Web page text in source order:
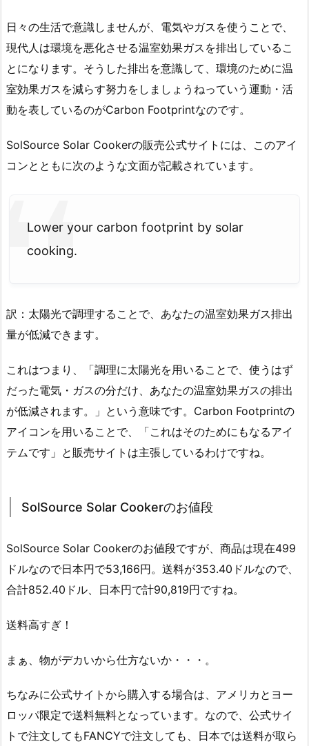
日々の生活で意識しませんが、電気やガスを使うことで、
現代人は環境を悪化させる温室効果ガスを排出しているこ
とになります。そうした排出を意識して、環境のために温
室効果ガスを減らす努力をしましょうねっていう運動・活
動を表しているのがCarbon Footprintなのです。
SolSource Solar Cookerの販売公式サイトには、このアイ
コンとともに次のような文面が記載されています。
Lower your carbon footprint by solar
cooking.
訳：太陽光で調理することで、あなたの温室効果ガス排出
量が低減できます。
これはつまり、「調理に太陽光を用いることで、使うはず
だった電気・ガスの分だけ、あなたの温室効果ガスの排出
が低減されます。」という意味です。Carbon Footprintの
アイコンを用いることで、「これはそのためにもなるアイ
テムです」と販売サイトは主張しているわけですね。
SolSource Solar Cookerのお値段
SolSource Solar Cookerのお値段ですが、商品は現在499
ドルなので日本円で53,166円。送料が353.40ドルなので、
合計852.40ドル、日本円で計90,819円ですね。
送料高すぎ！
まぁ、物がデカいから仕方ないか・・・。
ちなみに公式サイトから購入する場合は、アメリカとヨー
ロッパ限定で送料無料となっています。なので、公式サイ
トで注文してもFANCYで注文しても、日本では送料が取ら